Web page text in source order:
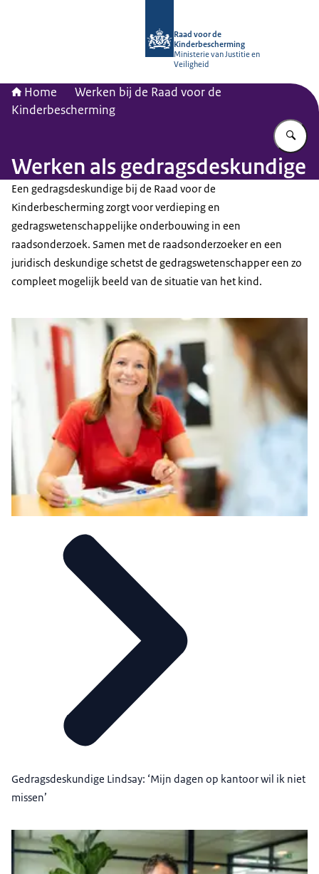
Raad voor de
Kinderbescherming
Ministerie van Justitie en
Veiligheid
Home
Werken bij de Raad voor de
Kinderbescherming
Werken als gedragsdeskundige
Een gedragsdeskundige bij de Raad voor de
Kinderbescherming zorgt voor verdieping en
gedragswetenschappelijke onderbouwing in een
raadsonderzoek. Samen met de raadsonderzoeker en een
juridisch deskundige schetst de gedragswetenschapper een zo
compleet mogelijk beeld van de situatie van het kind.
Gedragsdeskundige Lindsay: ‘Mijn dagen op kantoor wil ik niet
missen’